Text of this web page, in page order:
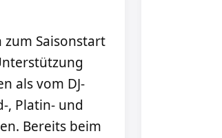
zum Saisonstart
als vom DJ-
, Platin- und
Bereits beim